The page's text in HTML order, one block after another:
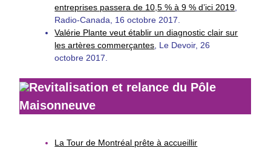
entreprises passera de 10,5 % à 9 % d’ici 2019
Radio-Canada, 16 octobre 2017.
Valérie Plante veut établir un diagnostic clair sur
les artères commerçantes , Le Devoir, 26
octobre 2017.
Revitalisation et relance du Pôle
Maisonneuve
La Tour de Montréal prête à accueillir